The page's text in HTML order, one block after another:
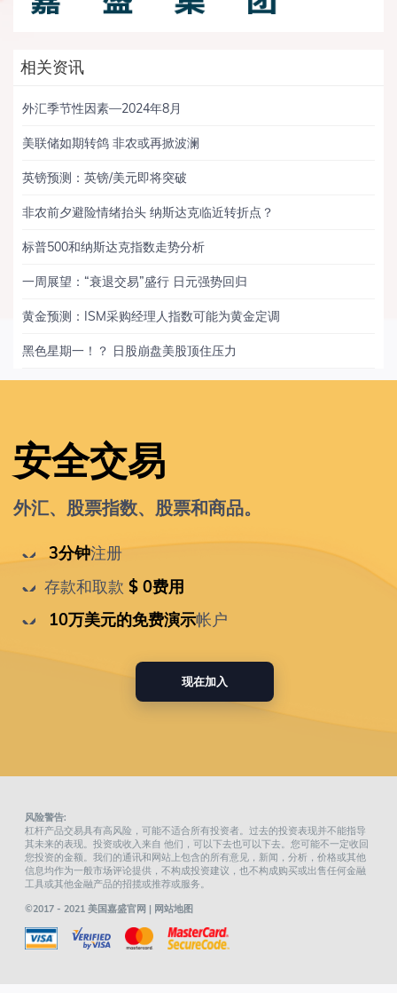
相关资讯
外汇季节性因素—2024年8月
美联储如期转鸽 非农或再掀波澜
英镑预测：英镑/美元即将突破
非农前夕避险情绪抬头 纳斯达克临近转折点？
标普500和纳斯达克指数走势分析
一周展望：“衰退交易”盛行 日元强势回归
黄金预测：ISM采购经理人指数可能为黄金定调
黑色星期一！？ 日股崩盘美股顶住压力
安全交易
外汇、股票指数、股票和商品。
3分钟注册
存款和取款 $ 0费用
10万美元的免费演示帐户
现在加入
风险警告:
杠杆产品交易具有高风险，可能不适合所有投资者。过去的投资表现并不能指导
其未来的表现。投资或收入来自 他们，可以下去也可以下去。您可能不一定收回
您投资的金额。我们的通讯和网站上包含的所有意见，新闻，分析，价格或其他
信息均作为一般市场评论提供，不构成投资建议，也不构成购买或出售任何金融
工具或其他金融产品的招揽或推荐或服务。
©2017 - 2021 美国嘉盛官网 | 网站地图